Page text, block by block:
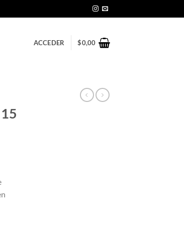
ACCEDER $0,00